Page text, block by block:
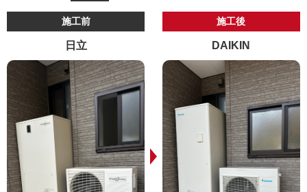
施工前
日立
施工後
DAIKIN